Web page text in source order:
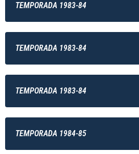
TEMPORADA 1983-84
TEMPORADA 1983-84
TEMPORADA 1983-84
TEMPORADA 1984-85